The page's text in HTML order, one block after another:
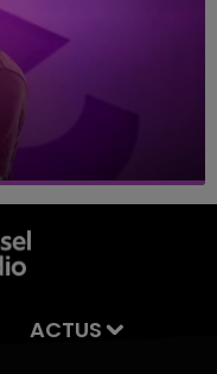
Champagne FM
ACTUS